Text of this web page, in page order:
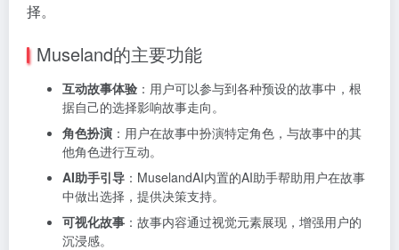
择。
Museland的主要功能
互动故事体验 ：用户可以参与到各种预设的故事中，根
据自己的选择影响故事走向。
角色扮演 ：用户在故事中扮演特定角色，与故事中的其
他角色进行互动。
AI助手引导 ：MuselandAI内置的AI助手帮助用户在故事
中做出选择，提供决策支持。
可视化故事 ：故事内容通过视觉元素展现，增强用户的
沉浸感。